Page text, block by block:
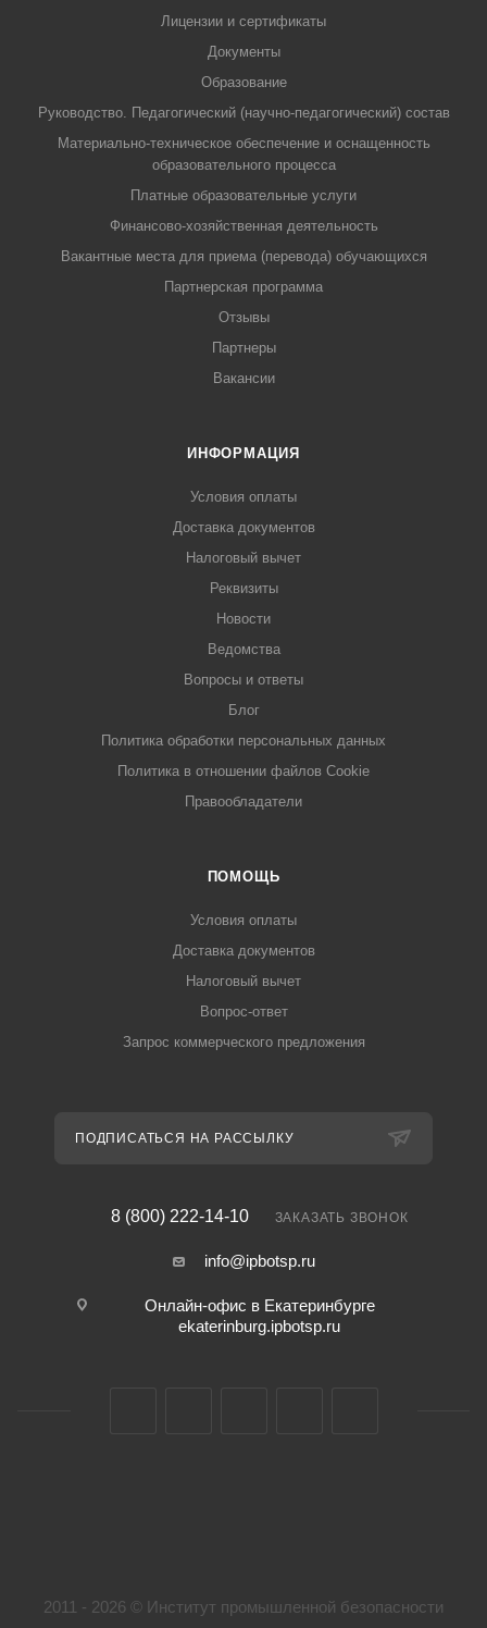
Лицензии и сертификаты
Документы
Образование
Руководство. Педагогический (научно-педагогический) состав
Материально-техническое обеспечение и оснащенность
образовательного процесса
Платные образовательные услуги
Финансово-хозяйственная деятельность
Вакантные места для приема (перевода) обучающихся
Партнерская программа
Отзывы
Партнеры
Вакансии
ИНФОРМАЦИЯ
Условия оплаты
Доставка документов
Налоговый вычет
Реквизиты
Новости
Ведомства
Вопросы и ответы
Блог
Политика обработки персональных данных
Политика в отношении файлов Cookie
Правообладатели
ПОМОЩЬ
Условия оплаты
Доставка документов
Налоговый вычет
Вопрос-ответ
Запрос коммерческого предложения
ПОДПИСАТЬСЯ НА РАССЫЛКУ
8 (800) 222-14-10 ЗАКАЗАТЬ ЗВОНОК
info@ipbotsp.ru
Онлайн-офис в Екатеринбурге
ekaterinburg.ipbotsp.ru
2011 - 2026 © Институт промышленной безопасности